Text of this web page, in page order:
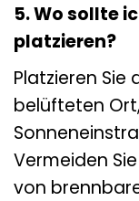
5. Wo sollte
platzieren?
Platzieren
belüfteten
Vermeiden
von